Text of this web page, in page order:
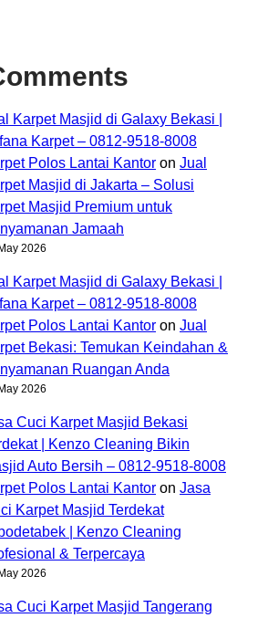
Karpet Masjid di Galaxy Bekasi |
Karpet – 0812-9518-8008
Polos Lantai Kantor on Jual
Masjid di Jakarta – Solusi
Masjid Premium untuk
Jamaah
2026
Karpet Masjid di Galaxy Bekasi |
Karpet – 0812-9518-8008
Polos Lantai Kantor on Jual
Bekasi: Temukan Keindahan &
Ruangan Anda
2026
Cuci Karpet Masjid Bekasi
| Kenzo Cleaning Bikin
Auto Bersih – 0812-9518-8008
Polos Lantai Kantor on Jasa
Karpet Masjid Terdekat
| Kenzo Cleaning
& Terpercaya
2026
Cuci Karpet Masjid Tangerang